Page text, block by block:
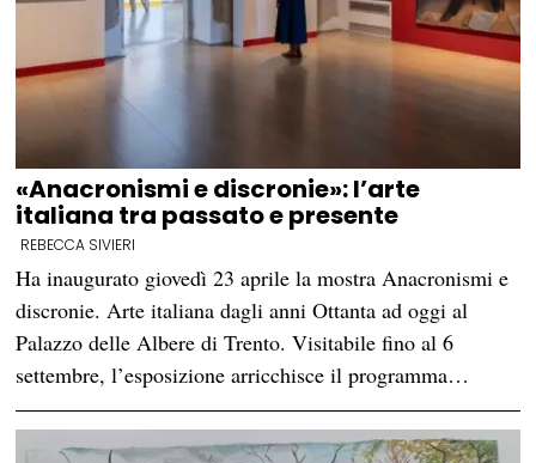
«Anacronismi e discronie»: l’arte
italiana tra passato e presente
REBECCA SIVIERI
Ha inaugurato giovedì 23 aprile la mostra Anacronismi e
discronie. Arte italiana dagli anni Ottanta ad oggi al
Palazzo delle Albere di Trento. Visitabile fino al 6
settembre, l’esposizione arricchisce il programma…